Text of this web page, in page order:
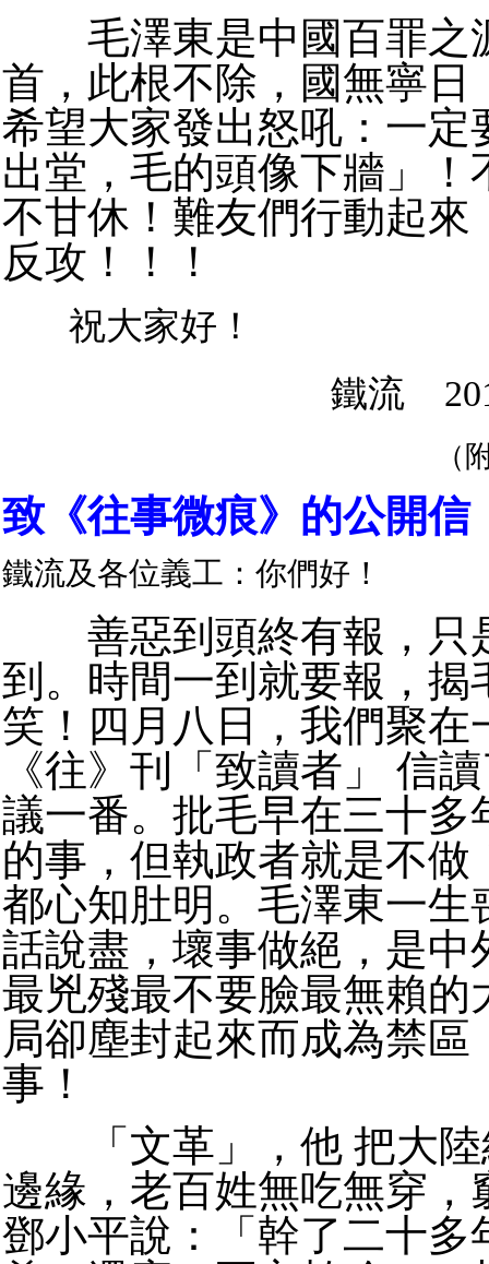
毛澤東是中國百罪之
首，此根不除，國無寧日
希望大家發出怒吼：一定
出堂，毛的頭像下牆」！
不甘休！難友們行動起來
反攻！！！
祝大家好！
鐵流
（
致《往事微痕》的公開信
鐵流及各位義工：你們好！
善惡到頭終有報，只
到。時間一到就要報，揭
笑！四月八日，我們聚在
《往》刊「致讀者」 信
議一番。批毛早在三十多
的事，但執政者就是不做
都心知肚明。毛澤東一生
話說盡，壞事做絕，是中
最兇殘最不要臉最無賴的
局卻塵封起來而成為禁區
事！
「文革」，他 把大陸
邊緣，老百姓無吃無穿，
鄧小平說：「幹了二十多